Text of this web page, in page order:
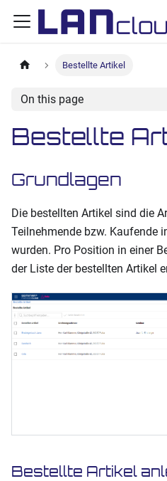
Bestellte Artikel
On this page
Bestellte
Grundlagen
Die bestellten Artikel sind die
Teilnehmende bzw. Kaufende
wurden. Pro Position in einer
der Liste der bestellten Artikel
Bestellte Artikel